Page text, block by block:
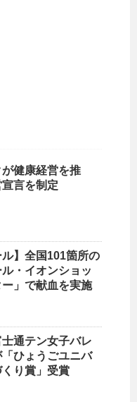
健康経営を推
言を制定
ル】全国101箇所の
ル・イオンショッ
」で献血を実施
士通テン女子バレ
ひょうごユニバ
り賞」受賞